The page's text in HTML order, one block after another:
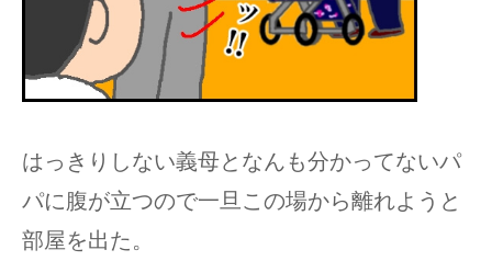
はっきりしない義母となんも分かってないパ
パに腹が立つので一旦この場から離れようと
部屋を出た。